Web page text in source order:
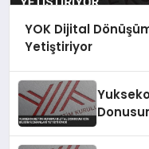
YOK Dijital
Yetiştiriyor